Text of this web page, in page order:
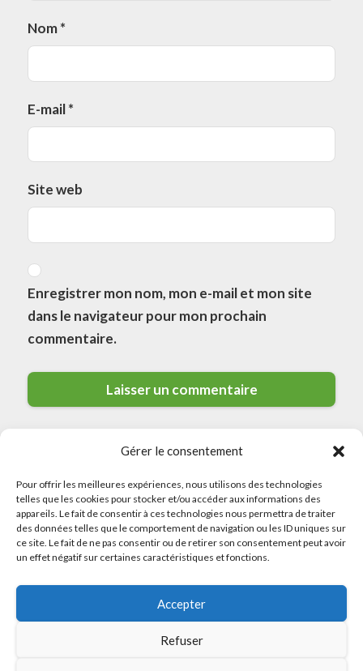
Gérer le consentement
Pour offrir les meilleures expériences, nous utilisons des technologies
telles que les cookies pour stocker et/ou accéder aux informations des
appareils. Le fait de consentir à ces technologies nous permettra de traiter
des données telles que le comportement de navigation ou les ID uniques sur
ce site. Le fait de ne pas consentir ou de retirer son consentement peut avoir
un effet négatif sur certaines caractéristiques et fonctions.
Accepter
Refuser
Nom*
E-mail*
Site web
Enregistrer mon nom, mon e-mail et mon site
dans le navigateur pour mon prochain
commentaire.
© 2026 Meilleurs Plombiers · All rights reserved
Mentions Légales
Politique de Cookies